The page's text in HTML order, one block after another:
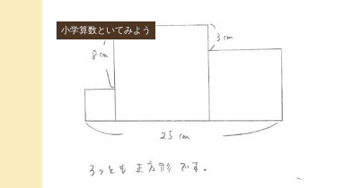
小学算数といてみよう